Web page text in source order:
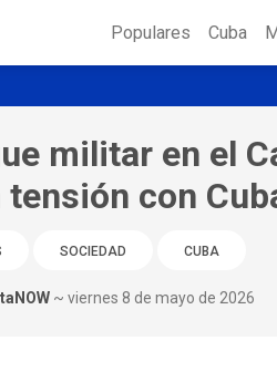
Populares Cuba
militar en el
con
SOCIEDAD CUBA
~ viernes 8 de mayo de 2026